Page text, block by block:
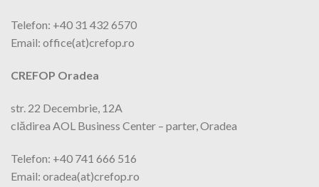
Telefon: +40 31 432 6570
Email: office(at)crefop.ro
CREFOP Oradea
str. 22 Decembrie, 12A
clădirea AOL Business Center – parter, Oradea
Telefon: +40 741 666 516
Email: oradea(at)crefop.ro